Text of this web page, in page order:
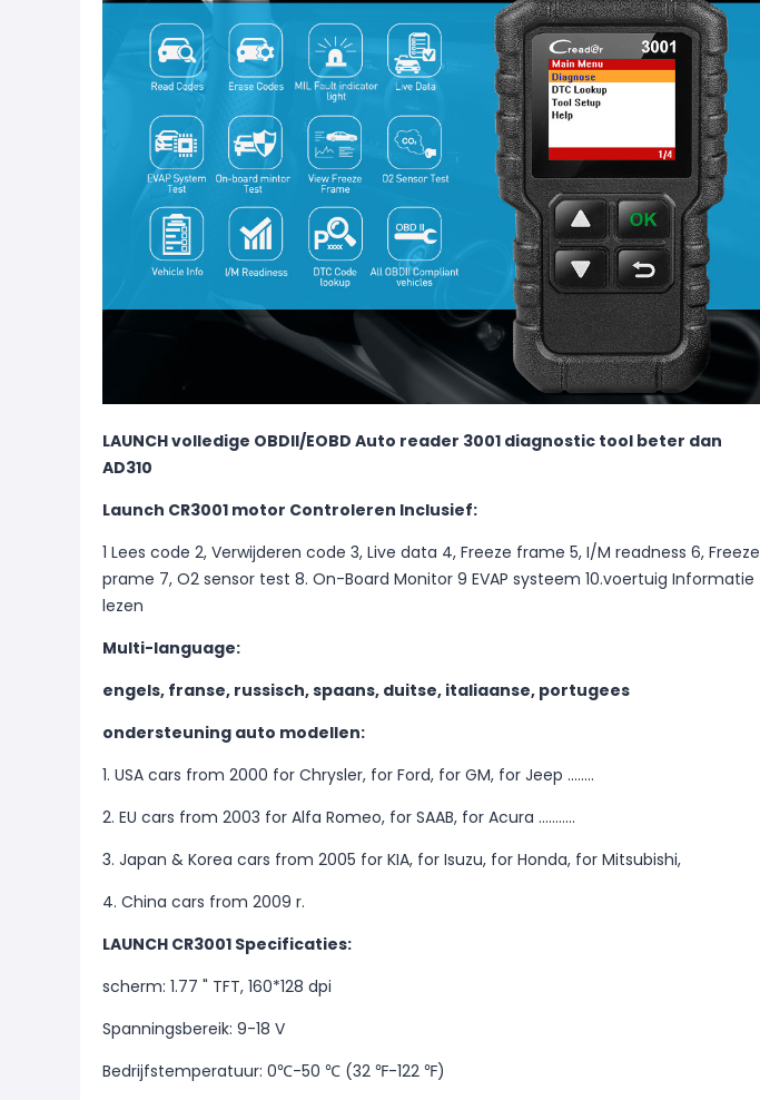
LAUNCH volledige OBDII/EOBD Auto reader 3001 diagnostic tool beter dan
AD310
Launch CR3001 motor Controleren Inclusief:
1 Lees code 2, Verwijderen code 3, Live data 4, Freeze frame 5, I/M readness 6, Freeze
prame 7, O2 sensor test 8. On-Board Monitor 9 EVAP systeem 10.voertuig Informatie
lezen
Multi-language:
engels, franse, russisch, spaans, duitse, italiaanse, portugees
ondersteuning auto modellen:
1. USA cars from 2000 for Chrysler, for Ford, for GM, for Jeep ........
2. EU cars from 2003 for Alfa Romeo, for SAAB, for Acura ...........
3. Japan & Korea cars from 2005 for KIA, for Isuzu, for Honda, for Mitsubishi,
4. China cars from 2009 r.
LAUNCH CR3001 Specificaties:
scherm: 1.77 " TFT, 160*128 dpi
Spanningsbereik: 9-18 V
Bedrijfstemperatuur: 0℃-50 ℃ (32 ℉-122 ℉)